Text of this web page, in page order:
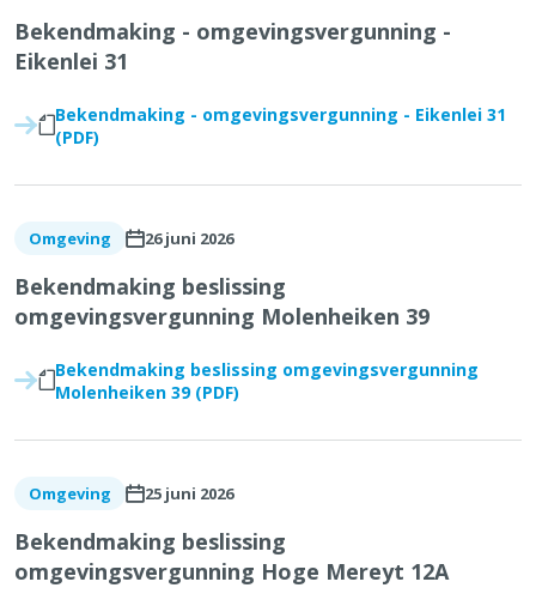
Bekendmaking - omgevingsvergunning -
Eikenlei 31
Bekendmaking - omgevingsvergunning - Eikenlei 31
(PDF)
Omgeving 26 juni 2026
Bekendmaking beslissing
omgevingsvergunning Molenheiken 39
Bekendmaking beslissing omgevingsvergunning
Molenheiken 39 (PDF)
Omgeving 25 juni 2026
Bekendmaking beslissing
omgevingsvergunning Hoge Mereyt 12A